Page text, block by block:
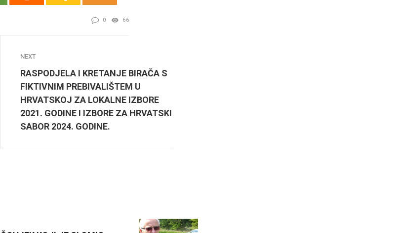
0 66
NEXT
RASPODJELA I KRETANJE BIRAČA S
FIKTIVNIM PREBIVALIŠTEM U
HRVATSKOJ ZA LOKALNE IZBORE
2021. GODINE I IZBORE ZA HRVATSKI
SABOR 2024. GODINE.